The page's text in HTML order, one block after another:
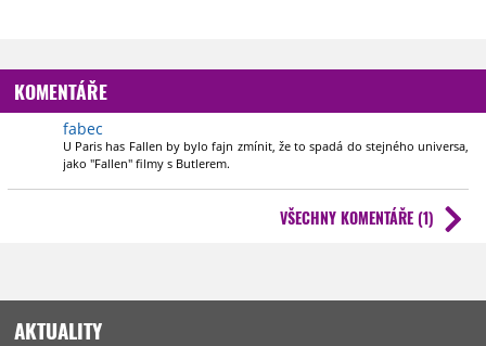
KOMENTÁŘE
fabec
U Paris has Fallen by bylo fajn zmínit, že to spadá do stejného universa,
jako "Fallen" filmy s Butlerem.
VŠECHNY KOMENTÁŘE (1)
AKTUALITY